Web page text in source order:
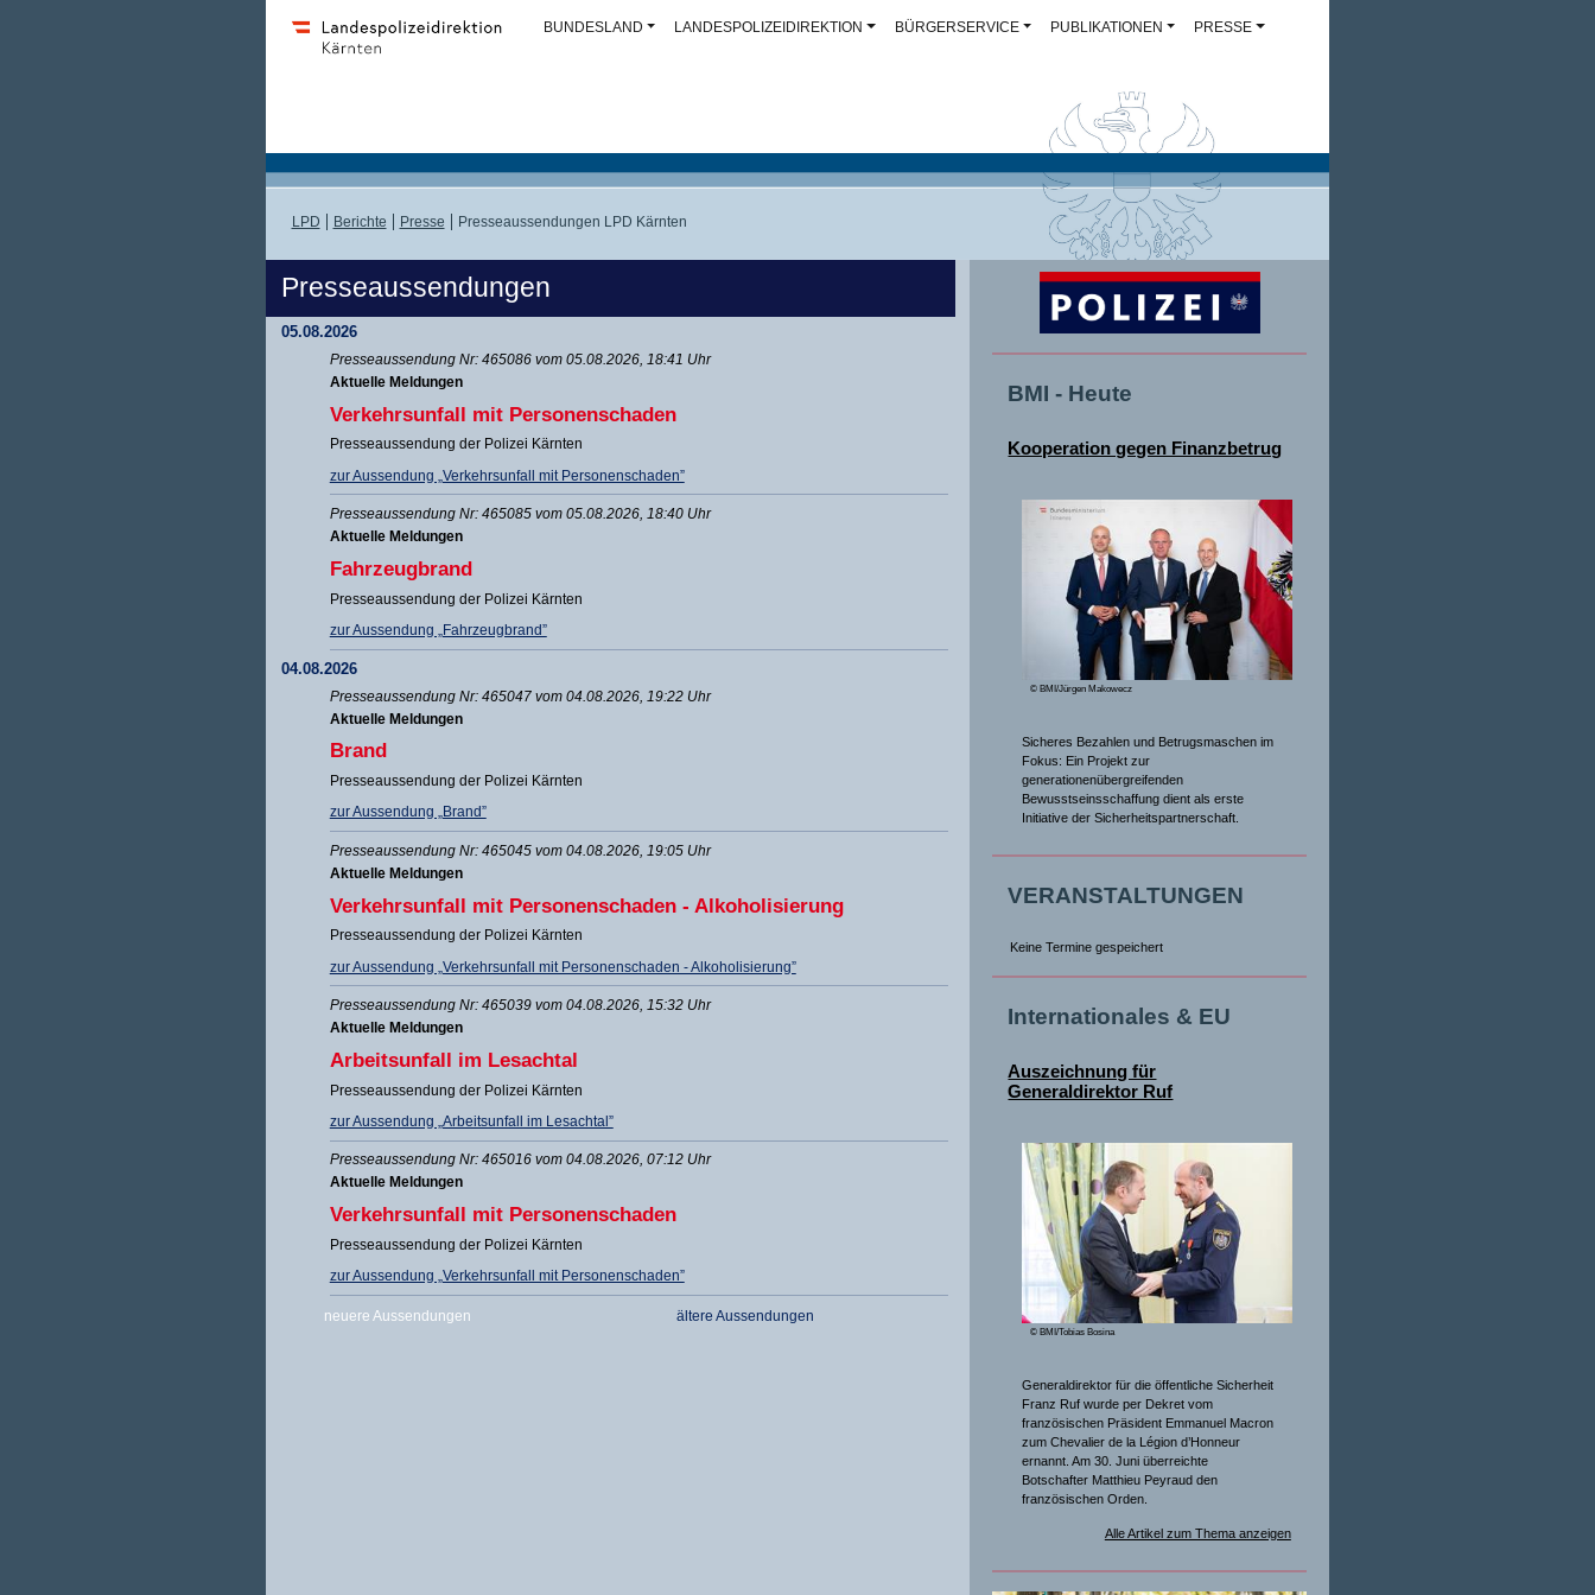
BUNDESLAND LANDESPOLIZEIDIREKTION BÜRGERSERVICE PUBLIKATIONEN PRESSE
LPD Berichte Presse Presseaussendungen LPD Kärnten
Presseaussendungen
05.08.2026
Presseaussendung Nr: 465086 vom 05.08.2026, 18:41 Uhr
Aktuelle Meldungen
Verkehrsunfall mit Personenschaden
Presseaussendung der Polizei Kärnten
zur Aussendung „Verkehrsunfall mit Personenschaden”
Presseaussendung Nr: 465085 vom 05.08.2026, 18:40 Uhr
Aktuelle Meldungen
Fahrzeugbrand
Presseaussendung der Polizei Kärnten
zur Aussendung „Fahrzeugbrand”
04.08.2026
Presseaussendung Nr: 465047 vom 04.08.2026, 19:22 Uhr
Aktuelle Meldungen
Brand
Presseaussendung der Polizei Kärnten
zur Aussendung „Brand”
Presseaussendung Nr: 465045 vom 04.08.2026, 19:05 Uhr
Aktuelle Meldungen
Verkehrsunfall mit Personenschaden - Alkoholisierung
Presseaussendung der Polizei Kärnten
zur Aussendung „Verkehrsunfall mit Personenschaden - Alkoholisierung”
Presseaussendung Nr: 465039 vom 04.08.2026, 15:32 Uhr
Aktuelle Meldungen
Arbeitsunfall im Lesachtal
Presseaussendung der Polizei Kärnten
zur Aussendung „Arbeitsunfall im Lesachtal”
Presseaussendung Nr: 465016 vom 04.08.2026, 07:12 Uhr
Aktuelle Meldungen
Verkehrsunfall mit Personenschaden
Presseaussendung der Polizei Kärnten
zur Aussendung „Verkehrsunfall mit Personenschaden”
neuere Aussendungen ältere Aussendungen
BMI - Heute
Kooperation gegen Finanzbetrug
© BMI/Jürgen Makowecz
Sicheres Bezahlen und Betrugsmaschen im
Fokus: Ein Projekt zur
generationenübergreifenden
Bewusstseinsschaffung dient als erste
Initiative der Sicherheitspartnerschaft.
VERANSTALTUNGEN
Keine Termine gespeichert
Internationales & EU
Auszeichnung für
Generaldirektor Ruf
© BMI/Tobias Bosina
Generaldirektor für die öffentliche Sicherheit
Franz Ruf wurde per Dekret vom
französischen Präsident Emmanuel Macron
zum Chevalier de la Légion d’Honneur
ernannt. Am 30. Juni überreichte
Botschafter Matthieu Peyraud den
französischen Orden.
Alle Artikel zum Thema anzeigen